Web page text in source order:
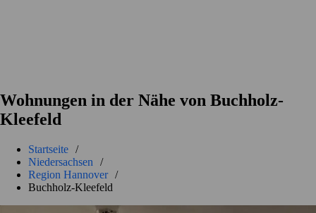
Wohnungen in der Nähe von Buchholz-
Kleefeld
Startseite /
Niedersachsen
/
Region Hannover /
Buchholz-Kleefeld